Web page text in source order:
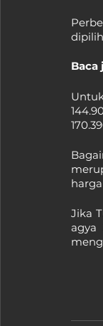
Baca
Jika